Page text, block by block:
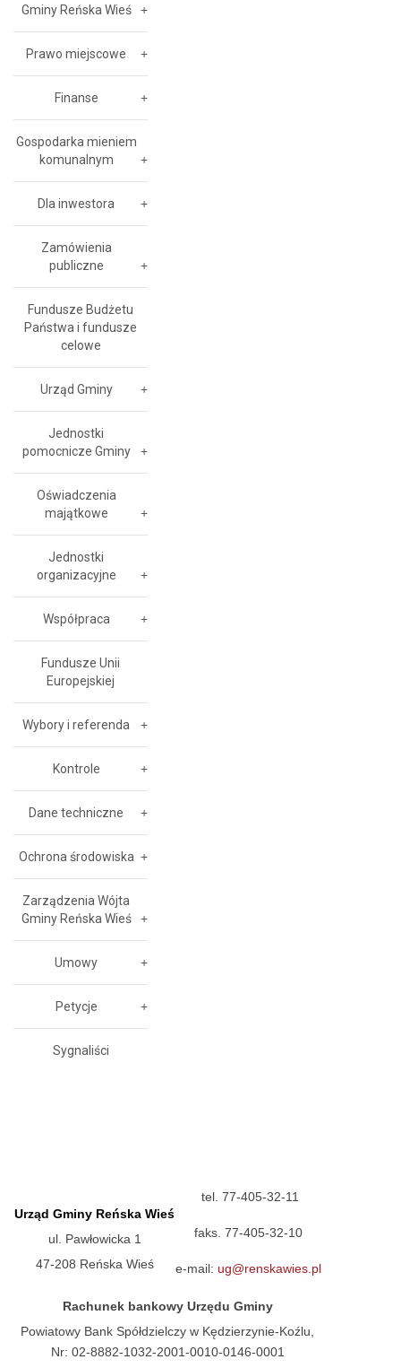
Gminy Reńska Wieś
Prawo miejscowe
Finanse
Gospodarka mieniem
komunalnym
Dla inwestora
Zamówienia
publiczne
Fundusze Budżetu
Państwa i fundusze
celowe
Urząd Gminy
Jednostki
pomocnicze Gminy
Oświadczenia
majątkowe
Jednostki
organizacyjne
Współpraca
Fundusze Unii
Europejskiej
Wybory i referenda
Kontrole
Dane techniczne
Ochrona środowiska
Zarządzenia Wójta
Gminy Reńska Wieś
Umowy
Petycje
Sygnaliści
Urząd Gminy Reńska Wieś
ul. Pawłowicka 1
47-208 Reńska Wieś
tel. 77-405-32-11
faks. 77-405-32-10
e-mail: ug@renskawies.pl
Rachunek bankowy Urzędu Gminy
Powiatowy Bank Spółdzielczy w Kędzierzynie-Koźlu,
Nr: 02-8882-1032-2001-0010-0146-0001